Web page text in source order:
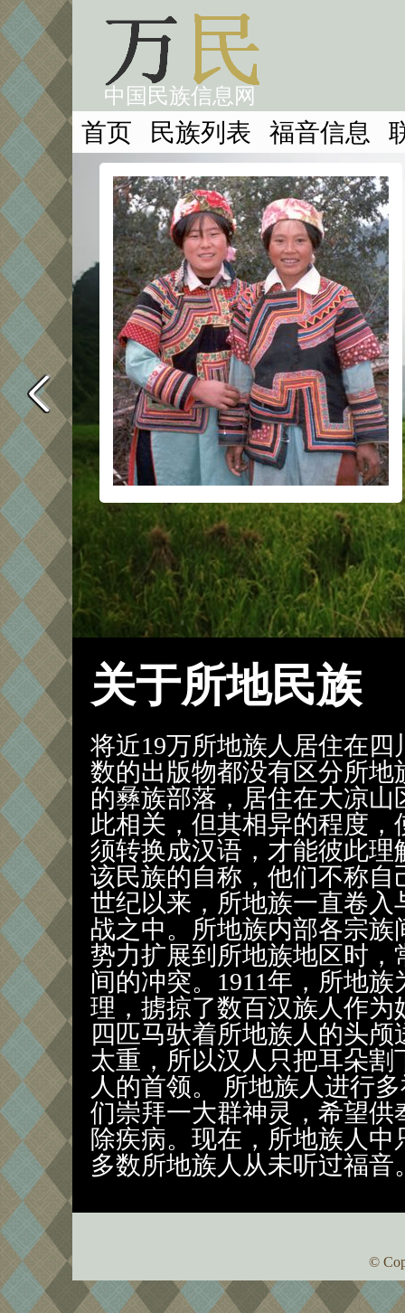
中国民族信息网
首页 民族列表 福音信息
关于所地民族
将近19万所地族人居住在
数的出版物都没有区分所
的彝族部落，居住在大凉
此相关，但其相异的程度
须转换成汉语，才能彼此
该民族的自称，他们不称
世纪以来，所地族一直卷
战之中。所地族内部各宗
势力扩展到所地族地区时
间的冲突。1911年，所地
理，掳掠了数百汉族人作
四匹马驮着所地族人的头
太重，所以汉人只把耳朵
人的首领。 所地族人进行
们崇拜一大群神灵，希望
除疾病。现在，所地族人
多数所地族人从未听过福音
©